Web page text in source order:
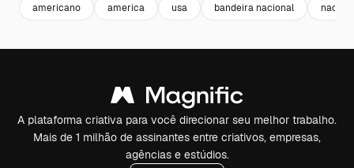
americano america usa bandeira nacional
A plataforma criativa para você direcionar seu melhor trabalho.
Mais de 1 milhão de assinantes entre criativos, empresas,
agências e estúdios.